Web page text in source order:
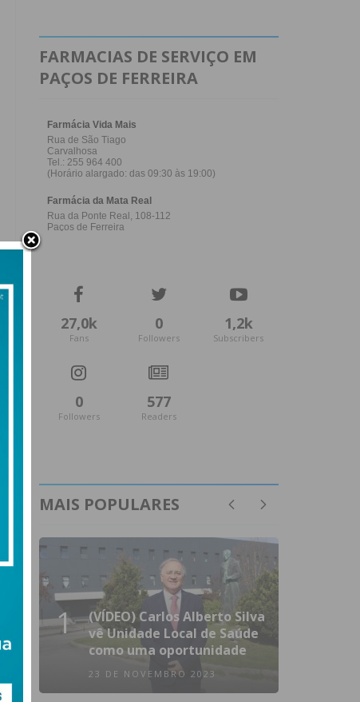
FARMACIAS DE SERVIÇO EM
PAÇOS DE FERREIRA
27,0k
Fans
0
Followers
1,2k
Subscribers
0
Followers
577
Readers
MAIS POPULARES
1
(VÍDEO) Carlos Alberto Silva
vê Unidade Local de Saúde
como uma oportunidade
23 DE NOVEMBRO 2023